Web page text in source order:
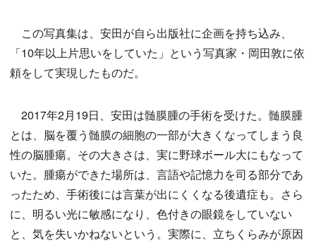
この写真集は、安田が自ら出版社に企画を持ち込み、
「10年以上片思いをしていた」という写真家・岡田敦に依
頼をして実現したものだ。
2017年2月19日、安田は髄膜腫の手術を受けた。髄膜腫
とは、脳を覆う髄膜の細胞の一部が大きくなってしまう良
性の脳腫瘍。その大きさは、実に野球ボール大にもなって
いた。腫瘍ができた場所は、言語や記憶力を司る部分であ
ったため、手術後には言葉が出にくくなる後遺症も。さら
に、明るい光に敏感になり、色付きの眼鏡をしていない
と、気を失いかねないという。実際に、立ちくらみが原因